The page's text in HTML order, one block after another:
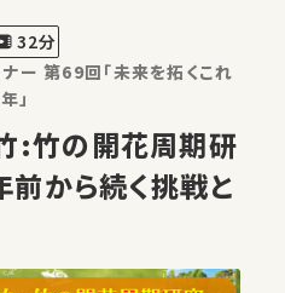
るかもしれません…
32分
ー 第69回「未来を拓くこれ
」
:竹の開花周期研
前から続く挑戦と